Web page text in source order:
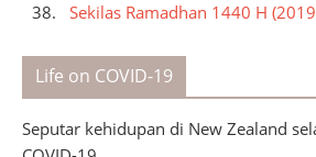
Sekilas Ramadhan 1440 H
Life on COVID-19
Seputar kehidupan di New Zealand